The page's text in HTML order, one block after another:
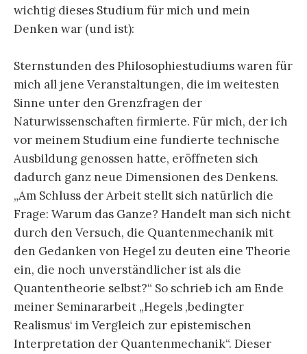
wichtig dieses Studium für mich und mein
Denken war (und ist):
Sternstunden des Philosophiestudiums waren für
mich all jene Veranstaltungen, die im weitesten
Sinne unter den Grenzfragen der
Naturwissenschaften firmierte. Für mich, der ich
vor meinem Studium eine fundierte technische
Ausbildung genossen hatte, eröffneten sich
dadurch ganz neue Dimensionen des Denkens.
„Am Schluss der Arbeit stellt sich natürlich die
Frage: Warum das Ganze? Handelt man sich nicht
durch den Versuch, die Quantenmechanik mit
den Gedanken von Hegel zu deuten eine Theorie
ein, die noch unverständlicher ist als die
Quantentheorie selbst?“ So schrieb ich am Ende
meiner Seminararbeit „Hegels ‚bedingter
Realismus‘ im Vergleich zur epistemischen
Interpretation der Quantenmechanik“. Dieser